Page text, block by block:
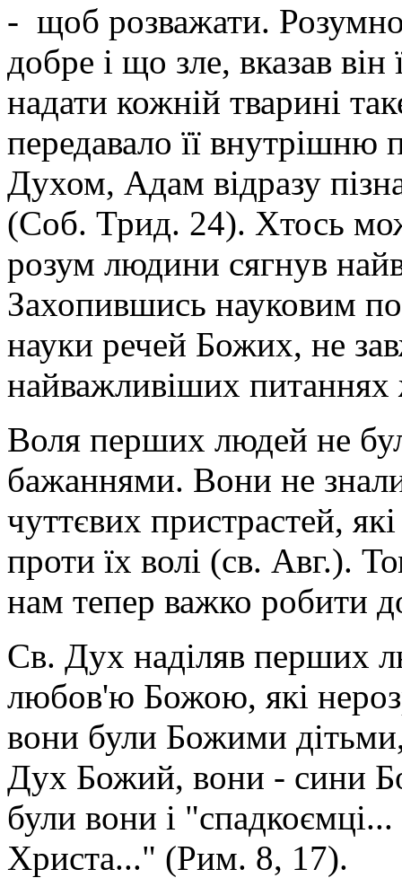
- щоб розважати.
добре і що зле, вказав
надати кожній тварині
передавало її
Духом, Адам відразу
(Соб. Трид. 24). Хтось
розум людини сягнув
Захопившись науковим
науки речей Божих, не
найважливіших питаннях
Воля перших людей не
бажаннями. Вони не
чуттєвих пристрастей,
проти їх волі (св. Авг.).
нам тепер важко робити
Св. Дух наділяв перших
любов'ю Божою, які
вони були Божими
Дух Божий, вони - сини
були вони і
Христа..." (Рим. 8, 17).